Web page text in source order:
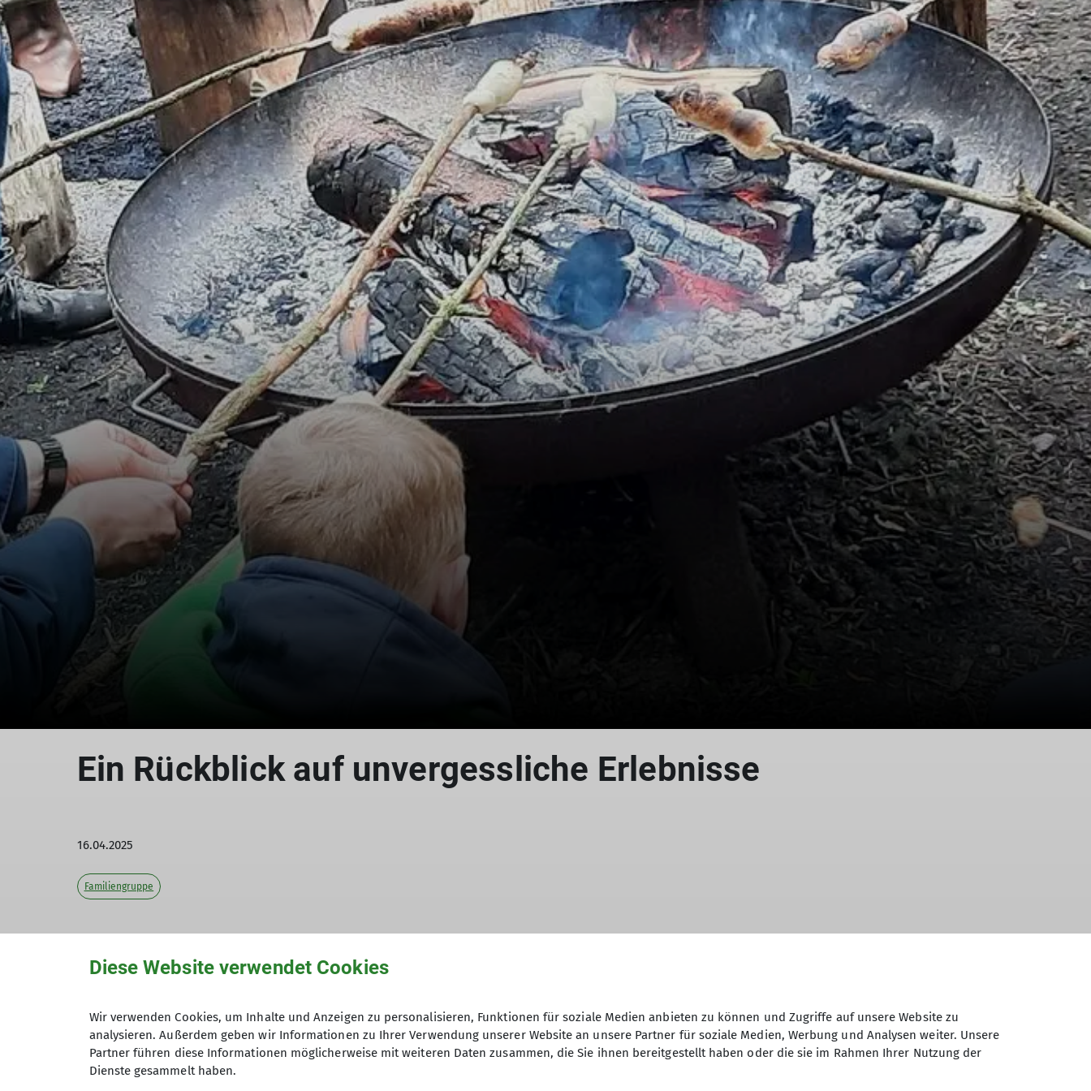
Ein Rückblick auf unvergessliche Erlebnisse
16.04.2025
Familiengruppe
Leider müssen wir mitteilen, dass wir die Leitung der Familiengruppe nicht
nicht genügend Zeit, um die Aktivitäten und Organisation der Gruppe wie
gewohnt zu gestalten.
Rückblickend auf die Zeit, die wir gemeinsam verbracht haben, können wir mit
Freude sagen, dass wir viele unvergessliche Erlebnisse hatten. Zu den
Diese Website verwendet Cookies
Wir verwenden Cookies, um Inhalte und Anzeigen zu personalisieren, Funktionen für soziale Medien anbieten zu können und Zugriffe auf unsere Website zu
analysieren. Außerdem geben wir Informationen zu Ihrer Verwendung unserer Website an unsere Partner für soziale Medien, Werbung und Analysen weiter. Unsere
Partner führen diese Informationen möglicherweise mit weiteren Daten zusammen, die Sie ihnen bereitgestellt haben oder die sie im Rahmen Ihrer Nutzung der
Dienste gesammelt haben.